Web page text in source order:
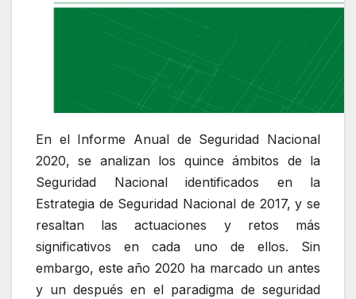
En el Informe Anual de Seguridad Nacional
2020, se analizan los quince ámbitos de la
Seguridad Nacional identificados en la
Estrategia de Seguridad Nacional de 2017, y se
resaltan las actuaciones y retos más
significativos en cada uno de ellos. Sin
embargo, este año 2020 ha marcado un antes
y un después en el paradigma de seguridad